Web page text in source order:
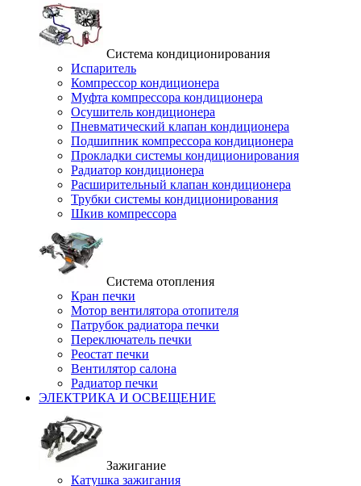
Система кондиционирования
Испаритель
Компрессор кондиционера
Муфта компрессора кондиционера
Осушитель кондиционера
Пневматический клапан кондиционера
Подшипник компрессора кондиционера
Прокладки системы кондиционирования
Радиатор кондиционера
Расширительный клапан кондиционера
Трубки системы кондиционирования
Шкив компрессора
Система отопления
Кран печки
Мотор вентилятора отопителя
Патрубок радиатора печки
Переключатель печки
Реостат печки
Вентилятор салона
Радиатор печки
ЭЛЕКТРИКА И ОСВЕЩЕНИЕ
Зажигание
Катушка зажигания